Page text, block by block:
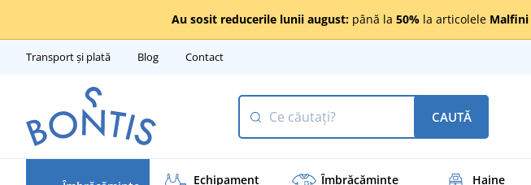
Au sosit reducerile lunii august: până la 50% la articolele Malfini
Transport și plată Blog Contact
CAUTĂ
Echipament Îmbrăcăminte Haine